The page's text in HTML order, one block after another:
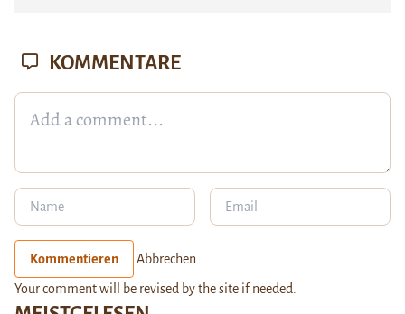
KOMMENTARE
Kommentieren Abbrechen
Your comment will be revised by the site if needed.